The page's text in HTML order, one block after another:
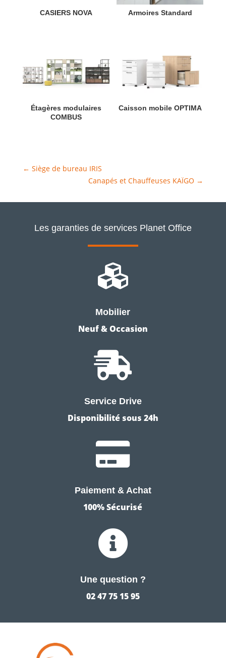
CASIERS NOVA Armoires Standard
Étagères modulaires
COMBUS
Caisson mobile OPTIMA
← Siège de bureau IRIS
Canapés et Chauffeuses KAÏGO →
Les garanties de services Planet Office

Mobilier
Neuf & Occasion

Service Drive
Disponibilité sous 24h

Paiement & Achat
100% Sécurisé

Une question ?
02 47 75 15 95